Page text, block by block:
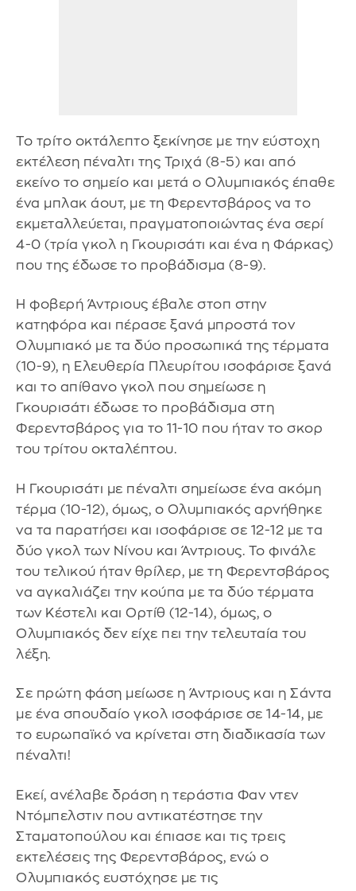
Το τρίτο οκτάλεπτο ξεκίνησε με την εύστοχη
εκτέλεση πέναλτι της Τριχά (8-5) και από
εκείνο το σημείο και μετά ο Ολυμπιακός έπαθε
ένα μπλακ άουτ, με τη Φερεντσβάρος να το
εκμεταλλεύεται, πραγματοποιώντας ένα σερί
4-0 (τρία γκολ η Γκουρισάτι και ένα η Φάρκας)
που της έδωσε το προβάδισμα (8-9).
Η φοβερή Άντριους έβαλε στοπ στην
κατηφόρα και πέρασε ξανά μπροστά τον
Ολυμπιακό με τα δύο προσωπικά της τέρματα
(10-9), η Ελευθερία Πλευρίτου ισοφάρισε ξανά
και το απίθανο γκολ που σημείωσε η
Γκουρισάτι έδωσε το προβάδισμα στη
Φερεντσβάρος για το 11-10 που ήταν το σκορ
του τρίτου οκταλέπτου.
Η Γκουρισάτι με πέναλτι σημείωσε ένα ακόμη
τέρμα (10-12), όμως, ο Ολυμπιακός αρνήθηκε
να τα παρατήσει και ισοφάρισε σε 12-12 με τα
δύο γκολ των Νίνου και Άντριους. Το φινάλε
του τελικού ήταν θρίλερ, με τη Φερεντσβάρος
να αγκαλιάζει την κούπα με τα δύο τέρματα
των Κέστελι και Ορτίθ (12-14), όμως, ο
Ολυμπιακός δεν είχε πει την τελευταία του
λέξη.
Σε πρώτη φάση μείωσε η Άντριους και η Σάντα
με ένα σπουδαίο γκολ ισοφάρισε σε 14-14, με
το ευρωπαϊκό να κρίνεται στη διαδικασία των
πέναλτι!
Εκεί, ανέλαβε δράση η τεράστια Φαν ντεν
Ντόμπελστιν που αντικατέστησε την
Σταματοπούλου και έπιασε και τις τρεις
εκτελέσεις της Φερεντσβάρος, ενώ ο
Ολυμπιακός ευστόχησε με τις